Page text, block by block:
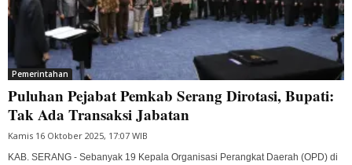
Pemerintahan
Puluhan Pejabat Pemkab Serang Dirotasi, Bupati:
Tak Ada Transaksi Jabatan
Kamis 16 Oktober 2025, 17:07 WIB
KAB. SERANG - Sebanyak 19 Kepala Organisasi Perangkat Daerah (OPD) di